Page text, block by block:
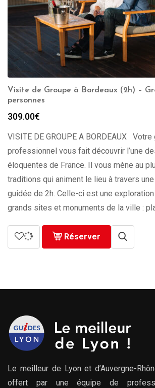
Visite de Groupe à Bordeaux (2h) –
personnes
309.00€
VISITE DE GROUPE A BORDEAUX Votre
professionnel vous fait découvrir l’une
éloquentes de France. Il vous mène au
traditions qui animent le lieu à travers
guidée de 2h. Celle-ci est une
grands sites et monuments de la ville :
Réserver
Le meilleur de Lyon et d’Auvergne-
offert par une équipe de